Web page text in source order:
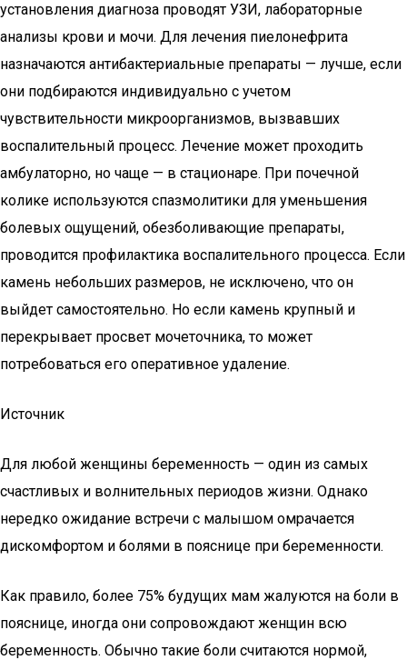
установления диагноза проводят УЗИ, лабораторные
анализы крови и мочи. Для лечения пиелонефрита
назначаются антибактериальные препараты — лучше, если
они подбираются индивидуально с учетом
чувствительности микроорганизмов, вызвавших
воспалительный процесс. Лечение может проходить
амбулаторно, но чаще — в стационаре. При почечной
колике используются спазмолитики для уменьшения
болевых ощущений, обезболивающие препараты,
проводится профилактика воспалительного процесса. Если
камень небольших размеров, не исключено, что он
выйдет самостоятельно. Но если камень крупный и
перекрывает просвет мочеточника, то может
потребоваться его оперативное удаление.
Источник
Для любой женщины беременность — один из самых
счастливых и волнительных периодов жизни. Однако
нередко ожидание встречи с малышом омрачается
дискомфортом и болями в пояснице при беременности.
Как правило, более 75% будущих мам жалуются на боли в
пояснице, иногда они сопровождают женщин всю
беременность. Обычно такие боли считаются нормой,